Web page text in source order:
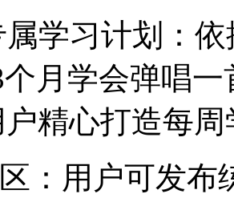
属学习计划：
个月学会弹唱
精心打造每
：用户可发